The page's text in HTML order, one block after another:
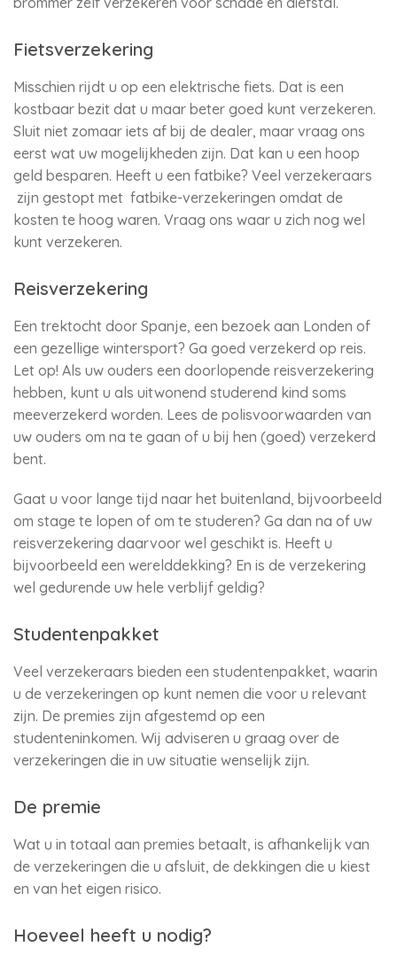
Fietsverzekering
Misschien rijdt u op een elektrische fiets. Dat is een
kostbaar bezit dat u maar beter goed kunt verzekeren.
Sluit niet zomaar iets af bij de dealer, maar vraag ons
eerst wat uw mogelijkheden zijn. Dat kan u een hoop
geld besparen. Heeft u een fatbike? Veel verzekeraars
zijn gestopt met fatbike-verzekeringen omdat de
kosten te hoog waren. Vraag ons waar u zich nog wel
kunt verzekeren.
Reisverzekering
Een trektocht door Spanje, een bezoek aan Londen of
een gezellige wintersport? Ga goed verzekerd op reis.
Let op! Als uw ouders een doorlopende reisverzekering
hebben, kunt u als uitwonend studerend kind soms
meeverzekerd worden. Lees de polisvoorwaarden van
uw ouders om na te gaan of u bij hen (goed) verzekerd
bent.
Gaat u voor lange tijd naar het buitenland, bijvoorbeeld
om stage te lopen of om te studeren? Ga dan na of uw
reisverzekering daarvoor wel geschikt is. Heeft u
bijvoorbeeld een werelddekking? En is de verzekering
wel gedurende uw hele verblijf geldig?
Studentenpakket
Veel verzekeraars bieden een studentenpakket, waarin
u de verzekeringen op kunt nemen die voor u relevant
zijn. De premies zijn afgestemd op een
studenteninkomen. Wij adviseren u graag over de
verzekeringen die in uw situatie wenselijk zijn.
De premie
Wat u in totaal aan premies betaalt, is afhankelijk van
de verzekeringen die u afsluit, de dekkingen die u kiest
en van het eigen risico.
Hoeveel heeft u nodig?